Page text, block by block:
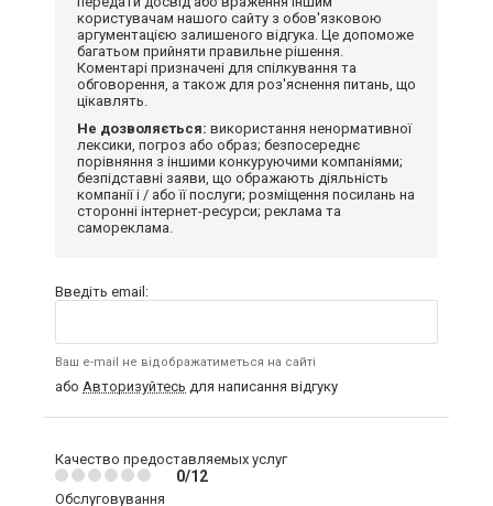
користувачам нашого сайту з обов'язковою
аргументацією залишеного відгука. Це допоможе
багатьом прийняти правильне рішення.
Коментарі призначені для спілкування та
обговорення, а також для роз'яснення питань, що
цікавлять.
Не дозволяється: використання ненормативної
лексики, погроз або образ; безпосереднє
порівняння з іншими конкуруючими компаніями;
безпідставні заяви, що ображають діяльність
компанії і / або її послуги; розміщення посилань на
сторонні інтернет-ресурси; реклама та
самореклама.
Введіть email:
Ваш e-mail не відображатиметься на сайті
або Авторизуйтесь для написання відгуку
Качество предоставляемых услуг
0/12
Обслуговування